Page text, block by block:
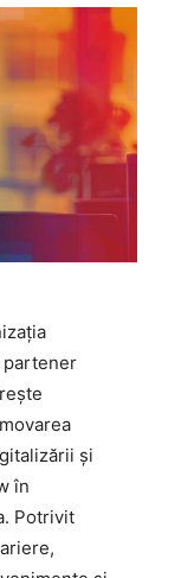
partener
și
în
Potrivit